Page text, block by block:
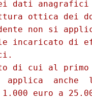
dati
ottica dei
non si
incaricato di
di cui al
applica  anche
euro a